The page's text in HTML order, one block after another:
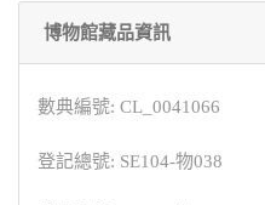
博物館藏品資訊
數典編號: CL_0041066
登記總號: SE104-物038